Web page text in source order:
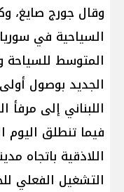
وقال جورج صايغ،
السياحية في
المتوسط للسياحة
الجديد بوصول
فيما تنطلق
اللاذقية باتجاه
التشغيل الفعلي